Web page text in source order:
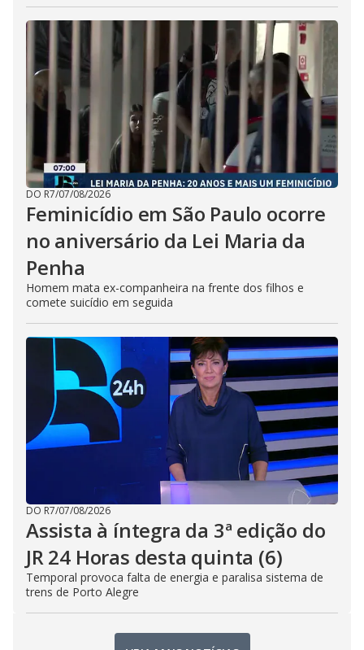
DO R7/07/08/2026
Feminicídio em São Paulo ocorre
no aniversário da Lei Maria da
Penha
Homem mata ex-companheira na frente dos filhos e
comete suicídio em seguida
DO R7/07/08/2026
Assista à íntegra da 3ª edição do
JR 24 Horas desta quinta (6)
Temporal provoca falta de energia e paralisa sistema de
trens de Porto Alegre